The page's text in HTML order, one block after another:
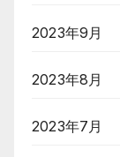
2023年9月
2023年8月
2023年7月